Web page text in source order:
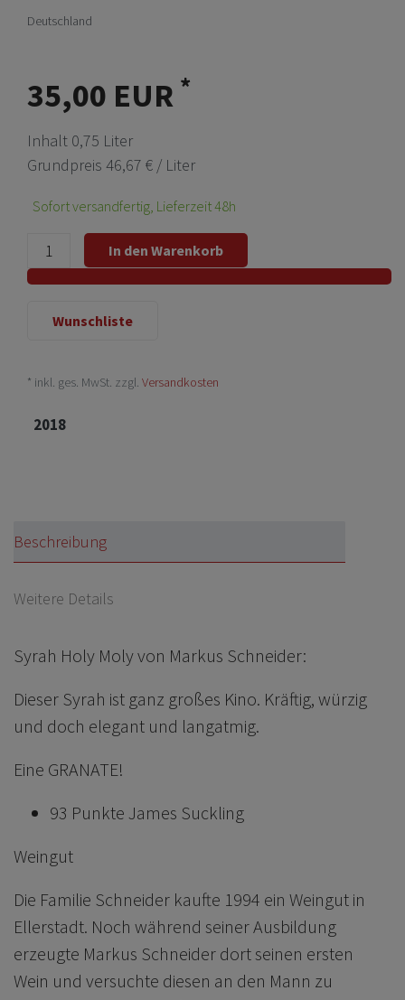
Deutschland
35,00 EUR *
Inhalt 0,75 Liter
Grundpreis 46,67 € / Liter
Sofort versandfertig, Lieferzeit 48h
In den Warenkorb
Wunschliste
* inkl. ges. MwSt. zzgl. Versandkosten
2018
Beschreibung
Weitere Details
Syrah Holy Moly von Markus Schneider:
Dieser Syrah ist ganz großes Kino. Kräftig, würzig
und doch elegant und langatmig.
Eine GRANATE!
93 Punkte James Suckling
Weingut
Die Familie Schneider kaufte 1994 ein Weingut in
Ellerstadt. Noch während seiner Ausbildung
erzeugte Markus Schneider dort seinen ersten
Wein und versuchte diesen an den Mann zu